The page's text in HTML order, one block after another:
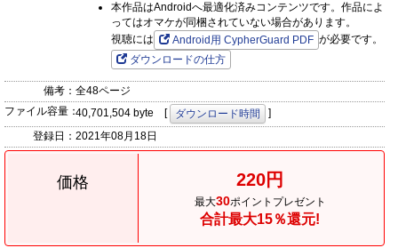
本作品はAndroidへ最適化済みコンテンツです。作品によ
ってはオマケが同梱されていない場合があります。
視聴には
Android用 CypherGuard PDF が必要です。
ダウンロードの仕方
備考： 全48ページ
ファイル容量：40,701,504 byte [ ダウンロード時間
]
登録日： 2021年08月18日
価格 220円
最大30ポイントプレゼント
合計最大15％還元!